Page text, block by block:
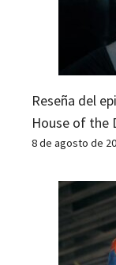
Reseña del
House of the
8 de agosto de